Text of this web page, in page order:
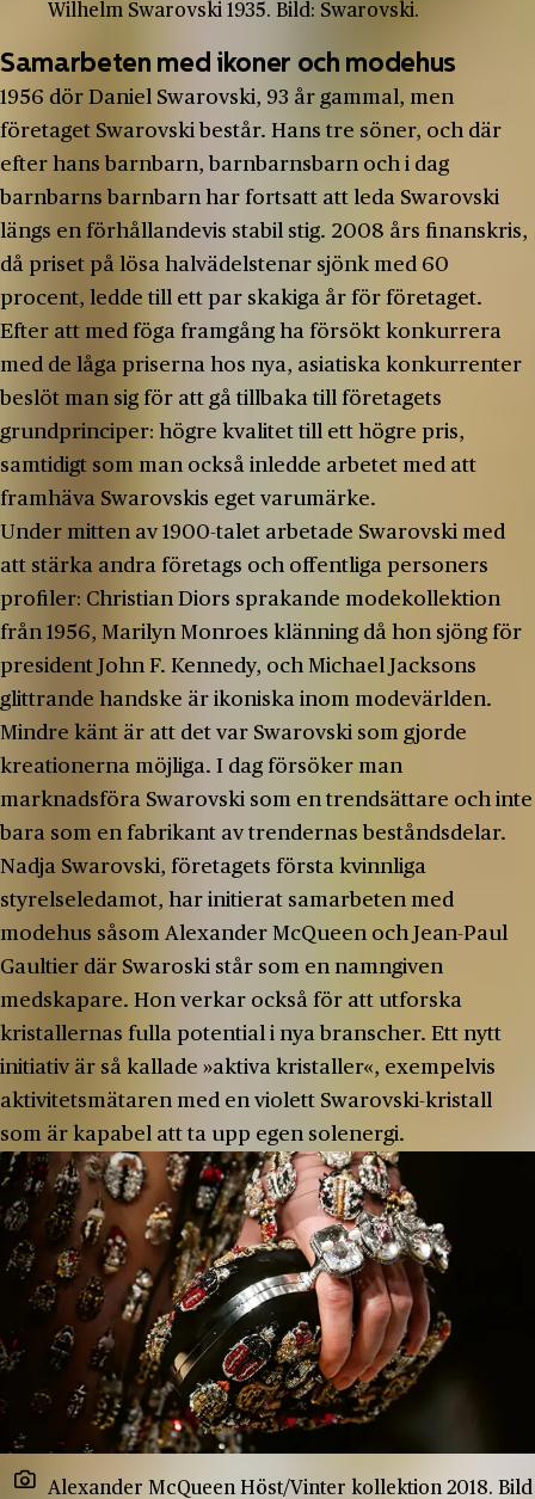
Wilhelm Swarovski 1935. Bild: Swarovski.
Samarbeten med ikoner och modehus
1956 dör Daniel Swarovski, 93 år gammal, men
företaget Swarovski består. Hans tre söner, och där
efter hans barnbarn, barnbarnsbarn och i dag
barnbarns barnbarn har fortsatt att leda Swarovski
längs en förhållandevis stabil stig. 2008 års finanskris,
då priset på lösa halvädelstenar sjönk med 60
procent, ledde till ett par skakiga år för företaget.
Efter att med föga framgång ha försökt konkurrera
med de låga priserna hos nya, asiatiska konkurrenter
beslöt man sig för att gå tillbaka till företagets
grundprinciper: högre kvalitet till ett högre pris,
samtidigt som man också inledde arbetet med att
framhäva Swarovskis eget varumärke.
Under mitten av 1900-talet arbetade Swarovski med
att stärka andra företags och offentliga personers
profiler: Christian Diors sprakande modekollektion
från 1956, Marilyn Monroes klänning då hon sjöng för
president John F. Kennedy, och Michael Jacksons
glittrande handske är ikoniska inom modevärlden.
Mindre känt är att det var Swarovski som gjorde
kreationerna möjliga. I dag försöker man
marknadsföra Swarovski som en trendsättare och inte
bara som en fabrikant av trendernas beståndsdelar.
Nadja Swarovski, företagets första kvinnliga
styrelseledamot, har initierat samarbeten med
modehus såsom Alexander McQueen och Jean-Paul
Gaultier där Swaroski står som en namngiven
medskapare. Hon verkar också för att utforska
kristallernas fulla potential i nya branscher. Ett nytt
initiativ är så kallade »aktiva kristaller«, exempelvis
aktivitetsmätaren med en violett Swarovski-kristall
som är kapabel att ta upp egen solenergi.
Alexander McQueen Höst/Vinter kollektion 2018. Bild